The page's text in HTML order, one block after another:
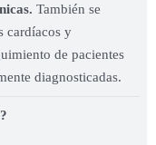
También se
cardíacos y
de pacientes
diagnosticadas.